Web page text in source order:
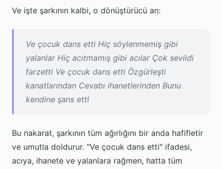
Ve işte şarkının kalbi, o dönüştürücü an:
Ve çocuk dans etti Hiç söylenmemiş gibi
yalanlar Hiç acıtmamış gibi acılar Çok sevildi
farzetti Ve çocuk dans etti Özgürleşti
kanatlarından Cevabı ihanetlerinden Bunu
kendine şans etti
Bu nakarat, şarkının tüm ağırlığını bir anda hafifletir
ve umutla doldurur. "Ve çocuk dans etti" ifadesi,
acıya, ihanete ve yalanlara rağmen, hatta tüm